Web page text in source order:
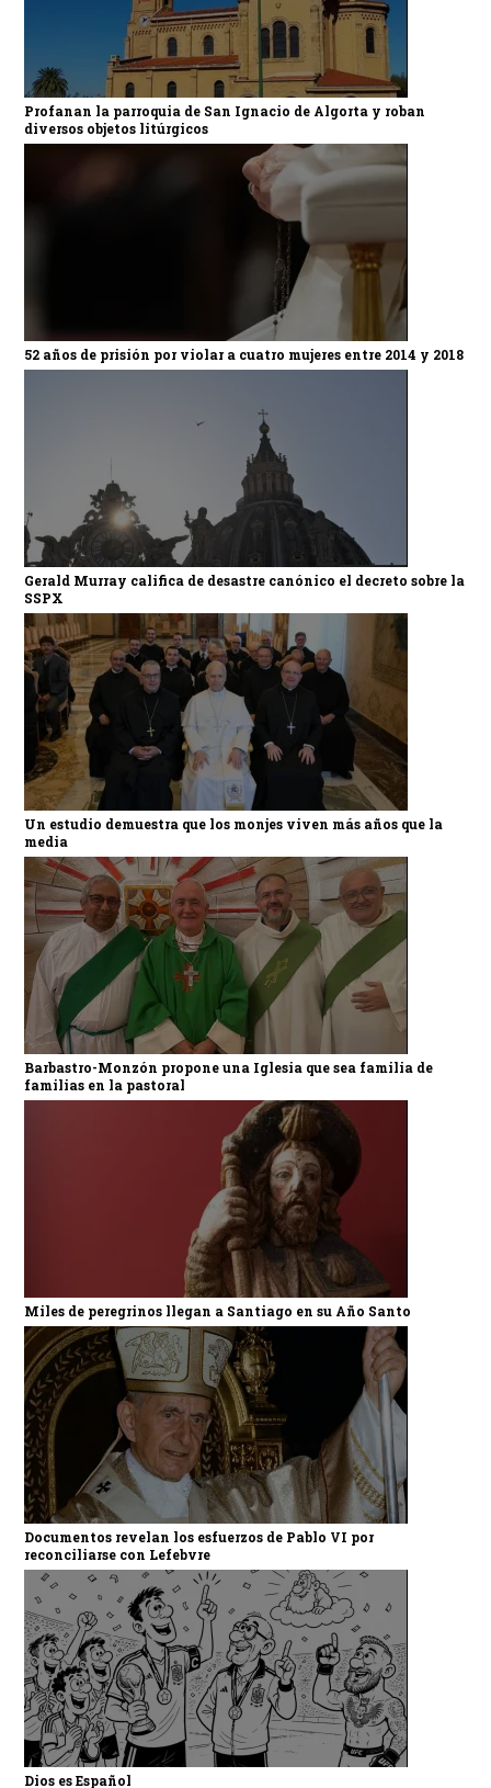
Profanan la parroquia de San Ignacio de Algorta y roban
diversos objetos litúrgicos
52 años de prisión por violar a cuatro mujeres entre 2014 y 2018
Gerald Murray califica de desastre canónico el decreto sobre la
SSPX
Un estudio demuestra que los monjes viven más años que la
media
Barbastro-Monzón propone una Iglesia que sea familia de
familias en la pastoral
Miles de peregrinos llegan a Santiago en su Año Santo
Documentos revelan los esfuerzos de Pablo VI por
reconciliarse con Lefebvre
Dios es Español